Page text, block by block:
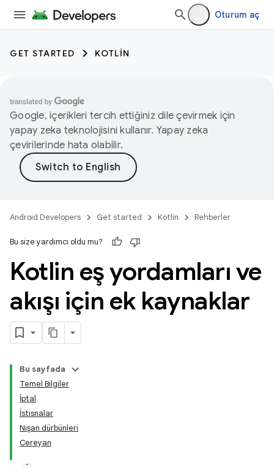
Oturum aç
GET STARTED KOTLIN
Google, içerikleri tercih ettiğiniz dile çevirmek için
yapay zeka teknolojisini kullanır. Yapay zeka
çevirilerinde hata olabilir.
Android Developers Get started Kotlin Rehberler
Bu size yardımcı oldu mu?
Kotlin eş yordamları ve
akışı için ek kaynaklar
Bu sayfada
Temel Bilgiler
İptal
İstisnalar
Nişan dürbünleri
Cereyan